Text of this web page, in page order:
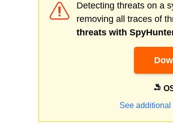
Detecting threats on a
removing all traces of
threats with
మీ
See